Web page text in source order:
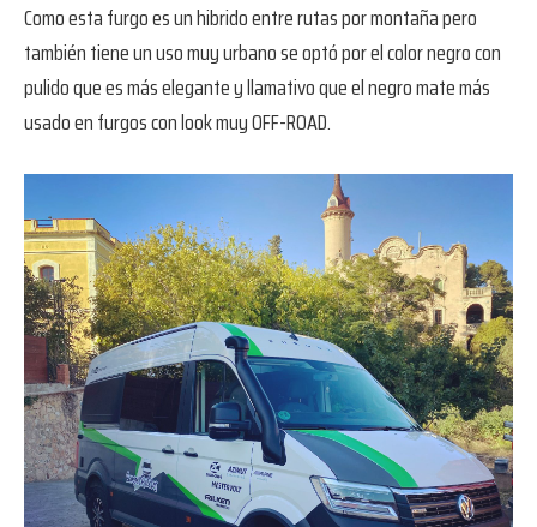
Como esta furgo es un hibrido entre rutas por montaña pero
también tiene un uso muy urbano se optó por el color negro con
pulido que es más elegante y llamativo que el negro mate más
usado en furgos con look muy OFF-ROAD.